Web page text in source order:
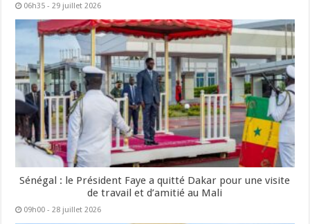
06h35 - 29 juillet 2026
Sénégal : le Président Faye a quitté Dakar pour une visite
de travail et d’amitié au Mali
09h00 - 28 juillet 2026